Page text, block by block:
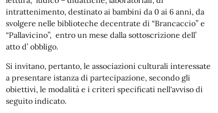
intrattenimento, destinato ai bambini da 0 ai 6 anni, da
svolgere nelle biblioteche decentrate di “Brancaccio” e
“Pallavicino”, entro un mese dalla sottoscrizione dell’
atto d’ obbligo.
Si invitano, pertanto, le associazioni culturali interessate
a presentare istanza di partecipazione, secondo gli
obiettivi, le modalità e i criteri specificati nell'avviso di
seguito indicato.